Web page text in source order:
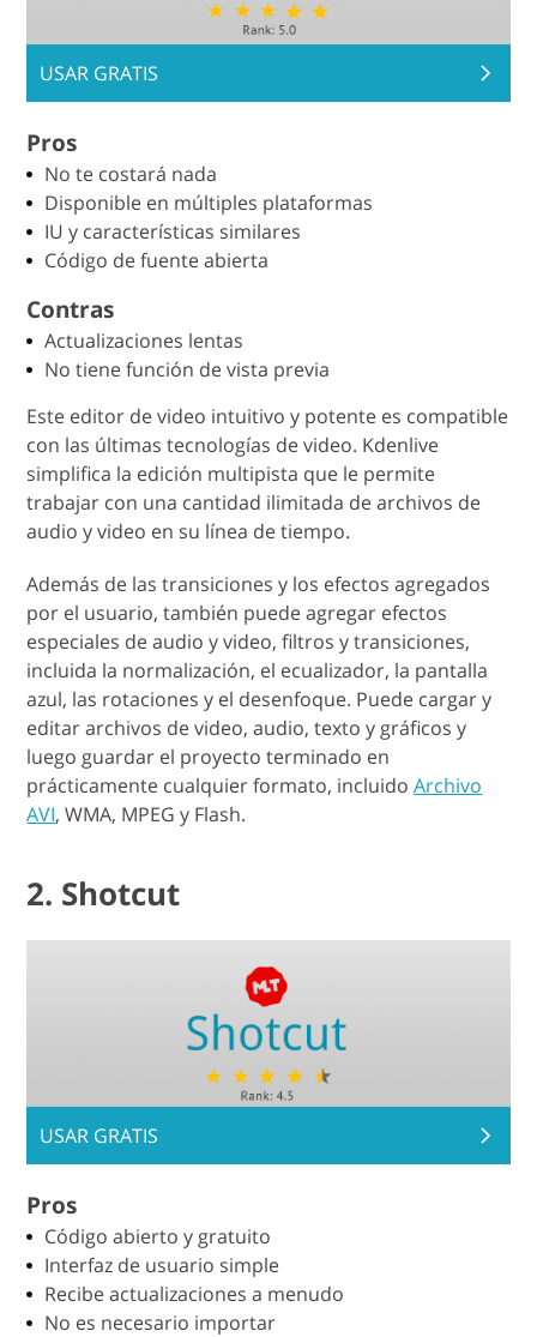
USAR GRATIS
Pros
No te costará nada
Disponible en múltiples plataformas
IU y características similares
Código de fuente abierta
Contras
Actualizaciones lentas
No tiene función de vista previa
Este editor de video intuitivo y potente es compatible
con las últimas tecnologías de video. Kdenlive
simplifica la edición multipista que le permite
trabajar con una cantidad ilimitada de archivos de
audio y video en su línea de tiempo.
Además de las transiciones y los efectos agregados
por el usuario, también puede agregar efectos
especiales de audio y video, filtros y transiciones,
incluida la normalización, el ecualizador, la pantalla
azul, las rotaciones y el desenfoque. Puede cargar y
editar archivos de video, audio, texto y gráficos y
luego guardar el proyecto terminado en
prácticamente cualquier formato, incluidoArchivo
AVI, WMA, MPEG y Flash.
2. Shotcut
USAR GRATIS
Pros
Código abierto y gratuito
Interfaz de usuario simple
Recibe actualizaciones a menudo
No es necesario importar